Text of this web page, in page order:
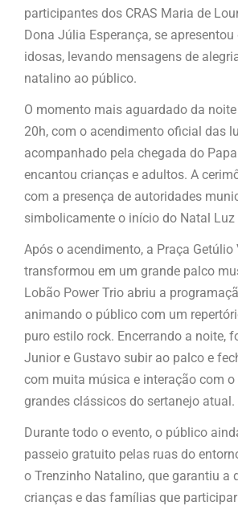
participantes dos CRAS Maria de
Dona Júlia Esperança, se
idosas, levando mensagens de
natalino ao público.
O momento mais aguardado da
20h, com o acendimento oficial das
acompanhado pela chegada do
encantou crianças e adultos. A
com a presença de autoridades
simbolicamente o início do Natal Luz
Após o acendimento, a Praça Getúlio
transformou em um grande palco
Lobão Power Trio abriu a
animando o público com um
puro estilo rock. Encerrando a noite,
Junior e Gustavo subir ao palco e
com muita música e interação com
grandes clássicos do sertanejo atual.
Durante todo o evento, o público
passeio gratuito pelas ruas do
o Trenzinho Natalino, que garantiu a
crianças e das famílias que